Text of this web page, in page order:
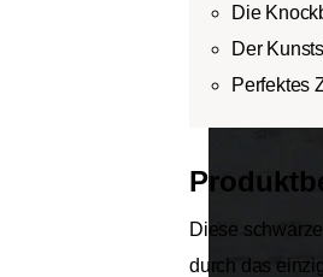
Die
Der
Perfektes
Diese
durch das